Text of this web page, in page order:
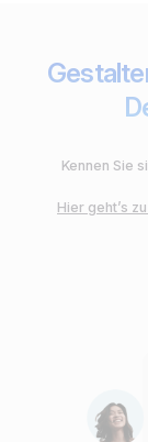
Kennen Sie
Hier geht’s